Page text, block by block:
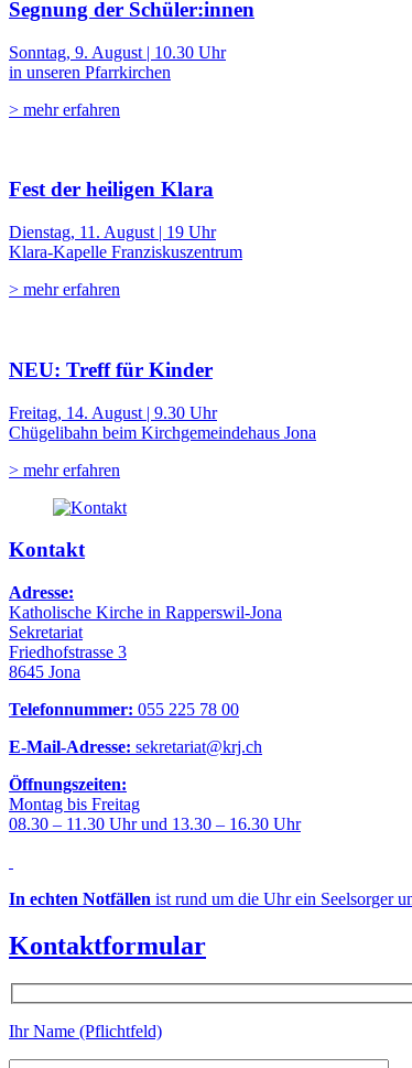
Segnung der Schüler:innen
Sonntag, 9. August | 10.30 Uhr
in unseren Pfarrkirchen
> mehr erfahren
Fest der heiligen Klara
Dienstag, 11. August | 19 Uhr
Klara-Kapelle Franziskuszentrum
> mehr erfahren
NEU: Treff für Kinder
Freitag, 14. August | 9.30 Uhr
Chügelibahn beim Kirchgemeindehaus Jona
> mehr erfahren
Kontakt
Adresse:
Katholische Kirche in Rapperswil-Jona
Sekretariat
Friedhofstrasse 3
8645 Jona
Telefonnummer: 055 225 78 00
E-Mail-Adresse: sekretariat@krj.ch
Öffnungszeiten:
Montag bis Freitag
08.30 – 11.30 Uhr und 13.30 – 16.30 Uhr
In echten Notfällen ist rund um die Uhr ein Seelsorger
Kontaktformular
Ihr Name (Pflichtfeld)